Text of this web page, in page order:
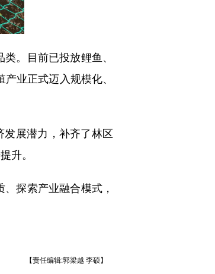
。目前已投放鲤鱼、
业正式迈入规模化、
展潜力，补齐了林区
升。
探索产业融合模式，
【责任编辑:郭梁越 李硕】